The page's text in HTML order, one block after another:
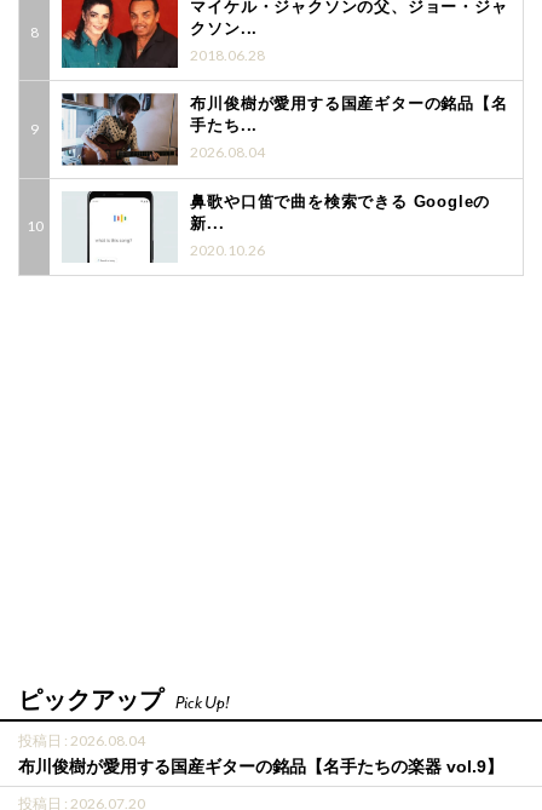
マイケル・ジャクソンの父、ジョー・ジャ
クソン...
2018.06.28
布川俊樹が愛用する国産ギターの銘品【名
手たち...
2026.08.04
鼻歌や口笛で曲を検索できる Googleの
新...
2020.10.26
ピックアップ Pick Up!
投稿日 : 2026.08.04
布川俊樹が愛用する国産ギターの銘品【名手たちの楽器 vol.9】
投稿日 : 2026.07.20